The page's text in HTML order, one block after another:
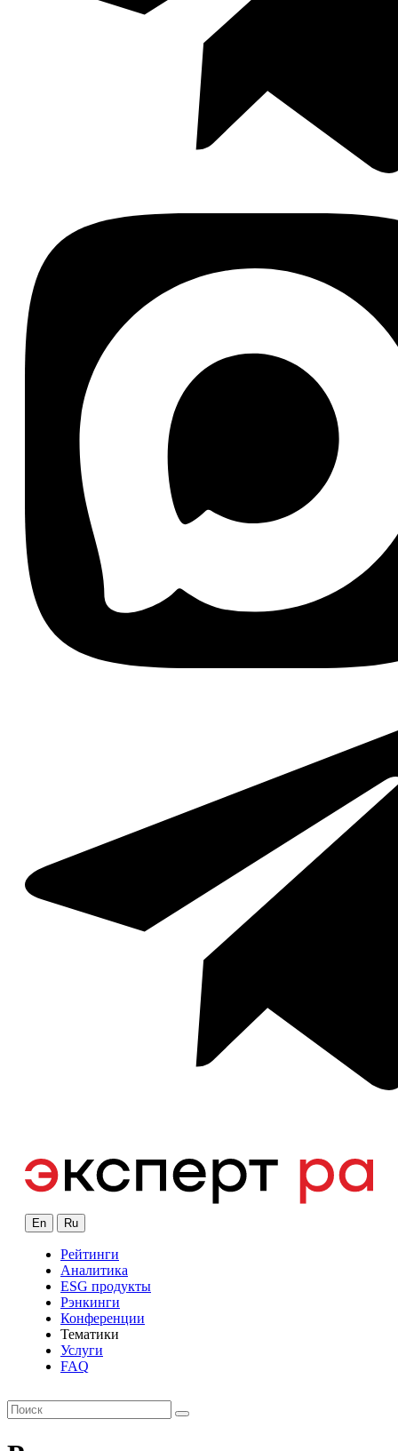
En Ru
Рейтинги
Аналитика
ESG продукты
Рэнкинги
Конференции
Тематики
Услуги
FAQ